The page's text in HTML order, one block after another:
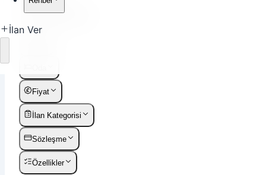
İlan Ver
Liste
Fiyat
İlan Kategorisi
Sözleşme
Özellikler